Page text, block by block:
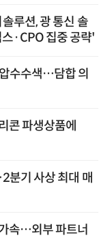
루션, 광 통신 솔
·CPO 집중 공략'
수수색…담합 의
콘 파생상품에
분기 사상 최대 매
속…외부 파트너